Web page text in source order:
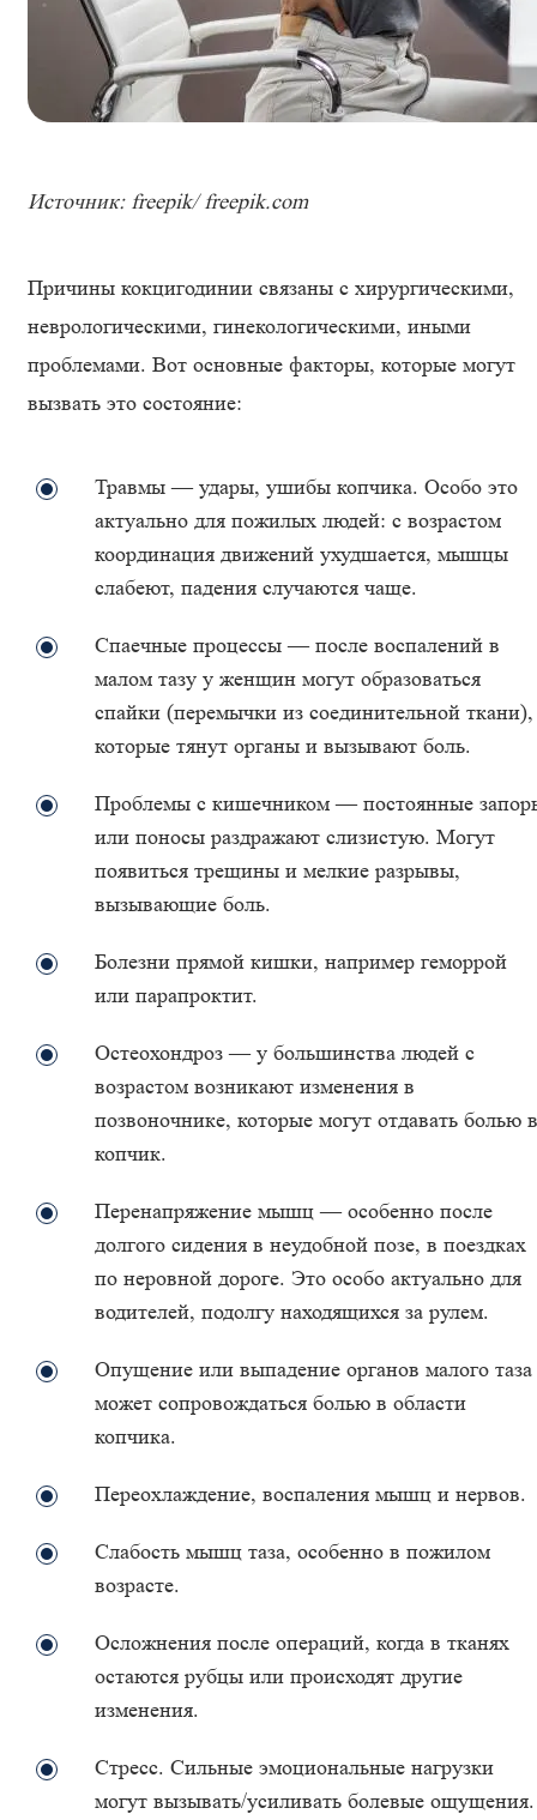
Источник: freepik/ freepik.com
Причины кокцигодинии связаны с хирургическими,
неврологическими, гинекологическими, иными
проблемами. Вот основные факторы, которые могут
вызвать это состояние:
Травмы — удары, ушибы копчика. Особо это
актуально для пожилых людей: с возрастом
координация движений ухудшается, мышцы
слабеют, падения случаются чаще.
Спаечные процессы — после воспалений в
малом тазу у женщин могут образоваться
спайки (перемычки из соединительной ткани),
которые тянут органы и вызывают боль.
Проблемы с кишечником — постоянные
или поносы раздражают слизистую. Могут
появиться трещины и мелкие разрывы,
вызывающие боль.
Болезни прямой кишки, например геморрой
или парапроктит.
Остеохондроз — у большинства людей с
возрастом возникают изменения в
позвоночнике, которые могут отдавать болью в
копчик.
Перенапряжение мышц — особенно после
долгого сидения в неудобной позе, в поездках
по неровной дороге. Это особо актуально для
водителей, подолгу находящихся за рулем.
Опущение или выпадение органов малого таза
может сопровождаться болью в области
копчика.
Переохлаждение, воспаления мышц и нервов.
Слабость мышц таза, особенно в пожилом
возрасте.
Осложнения после операций, когда в тканях
остаются рубцы или происходят другие
изменения.
Стресс. Сильные эмоциональные нагрузки
могут вызывать/усиливать болевые ощущения.